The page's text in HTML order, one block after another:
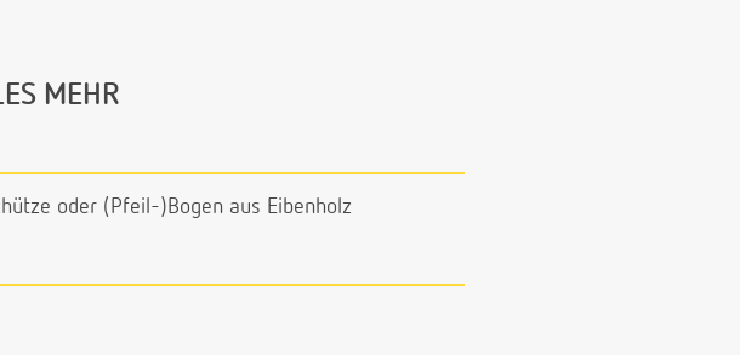
MEHR
oder (Pfeil-)Bogen aus Eibenholz